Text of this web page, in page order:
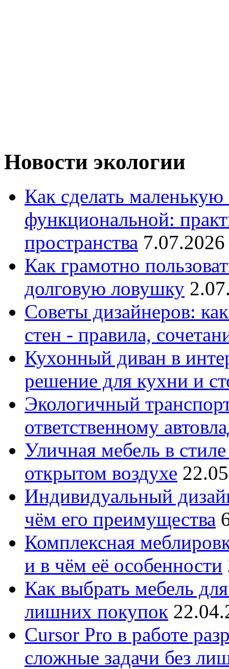
Новости экологии
Как сделать
функциональной:
пространства
Как грамотно
долговую ловушку
Советы дизайнеров:
стен - правила,
Кухонный диван в
решение для кухни и
Экологичный
ответственному
Уличная мебель в
открытом воздухе
Индивидуальный
чём его преимущества
Комплексная
и в чём её особенности
Как выбрать мебель
лишних покупок
Cursor Pro в работе
сложные задачи без